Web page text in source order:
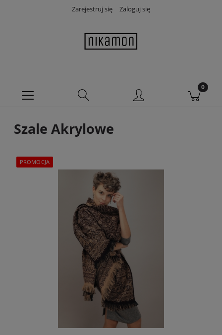
Zarejestruj się Zaloguj się
Szale Akrylowe
PROMOCJA